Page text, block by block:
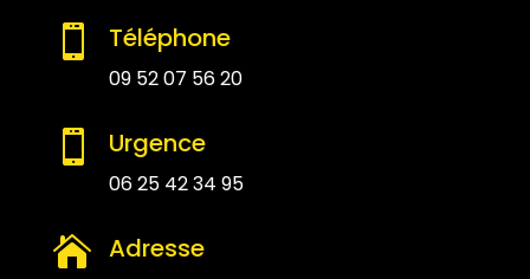
 Téléphone
09 52 07 56 20
 Urgence
06 25 42 34 95
 Adresse